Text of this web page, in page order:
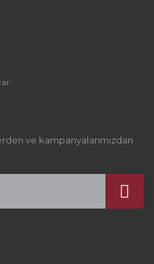
daha pahalı.
alternatifler olmalı.
ve kampanyalarımızdan